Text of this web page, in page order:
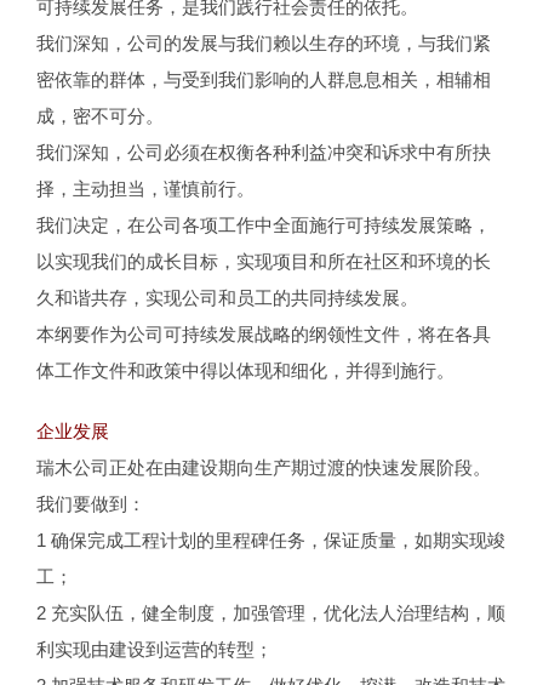
可持续发展任务，是我们践行社会责任的依托。
我们深知，公司的发展与我们赖以生存的环境，与我们紧
密依靠的群体，与受到我们影响的人群息息相关，相辅相
成，密不可分。
我们深知，公司必须在权衡各种利益冲突和诉求中有所抉
择，主动担当，谨慎前行。
我们决定，在公司各项工作中全面施行可持续发展策略，
以实现我们的成长目标，实现项目和所在社区和环境的长
久和谐共存，实现公司和员工的共同持续发展。
本纲要作为公司可持续发展战略的纲领性文件，将在各具
体工作文件和政策中得以体现和细化，并得到施行。
企业发展
瑞木公司正处在由建设期向生产期过渡的快速发展阶段。
我们要做到：
1 确保完成工程计划的里程碑任务，保证质量，如期实现竣
工；
2 充实队伍，健全制度，加强管理，优化法人治理结构，顺
利实现由建设到运营的转型；